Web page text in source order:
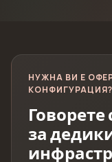
НУЖНА ВИ Е
КОНФИГУРАЦИЯ?
за